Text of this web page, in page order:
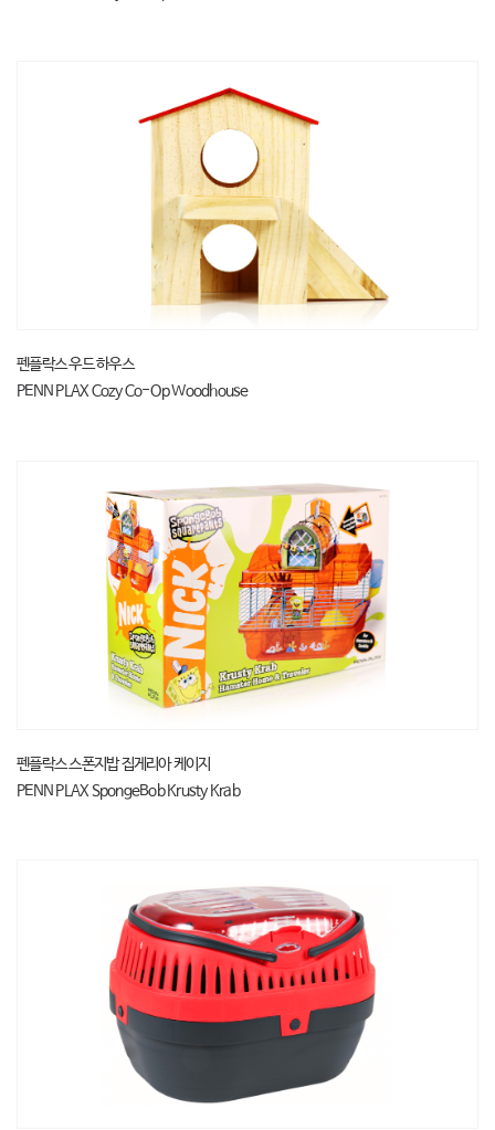
펜플락스 우드 하우스
PENN PLAX Cozy Co-Op Woodhouse
펜플락스 스폰지밥 집게리아 케이지
PENN PLAX SpongeBob Krusty Krab